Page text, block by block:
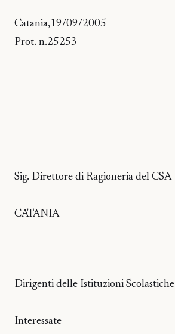
Catania,19/09/2005
Prot. n.25253
Sig. Direttore di Ragioneria del CSA
CATANIA
Dirigenti delle Istituzioni Scolastiche
Interessate